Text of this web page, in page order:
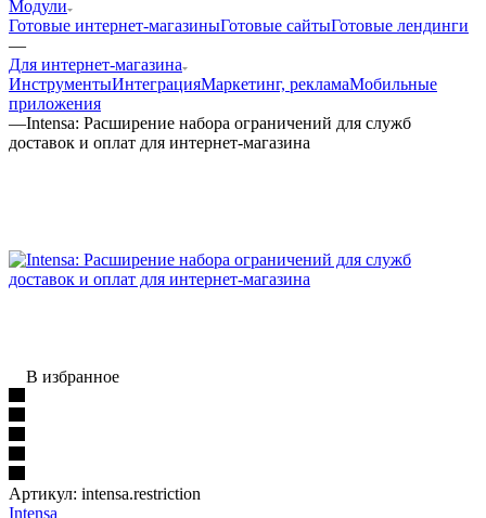
Модули
Готовые интернет-магазиныГотовые сайтыГотовые лендинги
—
Для интернет-магазина
ИнструментыИнтеграцияМаркетинг, рекламаМобильные
приложения
—Intensa: Расширение набора ограничений для служб
доставок и оплат для интернет-магазина
В избранное
Артикул: intensa.restriction
Intensa